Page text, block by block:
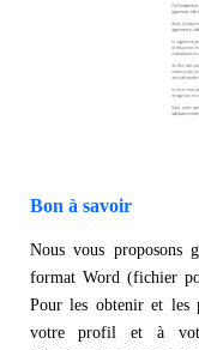
Bon à savoir
Nous vous proposons
format Word (fichier
Pour les obtenir et les
votre profil et à